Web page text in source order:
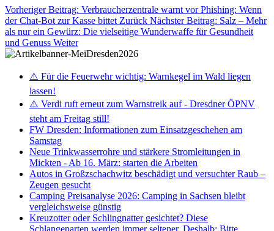
Vorheriger Beitrag: Verbraucherzentrale warnt vor Phishing: Wenn
der Chat-Bot zur Kasse bittet Zurück Nächster Beitrag: Salz – Mehr
als nur ein Gewürz: Die vielseitige Wunderwaffe für Gesundheit
und Genuss Weiter
⚠️ Für die Feuerwehr wichtig: Warnkegel im Wald liegen
lassen!
⚠️ Verdi ruft erneut zum Warnstreik auf - Dresdner ÖPNV
steht am Freitag still!
FW Dresden: Informationen zum Einsatzgeschehen am
Samstag
Neue Trinkwasserrohre und stärkere Stromleitungen in
Mickten - Ab 16. März: starten die Arbeiten
Autos in Großzschachwitz beschädigt und versuchter Raub –
Zeugen gesucht
Camping Preisanalyse 2026: Camping in Sachsen bleibt
vergleichsweise günstig
Kreuzotter oder Schlingnatter gesichtet? Diese
Schlangenarten werden immer seltener. Deshalb: Bitte